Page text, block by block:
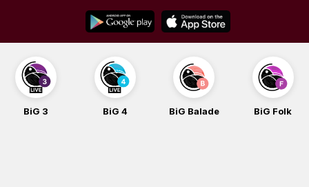
content
BiG 3 BiG 4 BiG Balade BiG Folk